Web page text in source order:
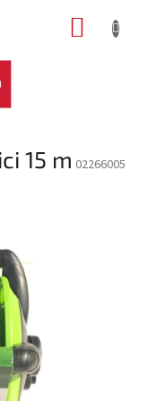
15 m 02266005